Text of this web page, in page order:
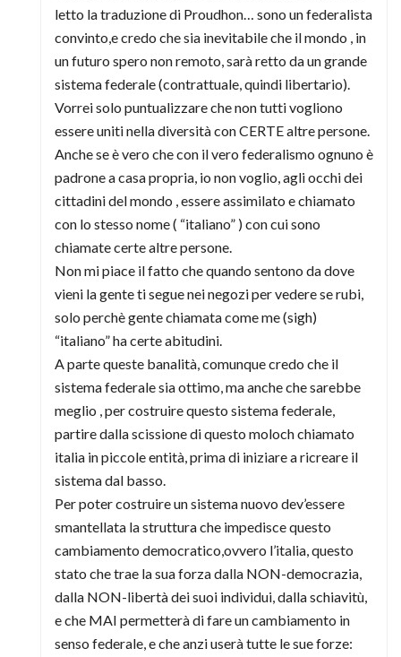
letto la traduzione di Proudhon… sono un federalista
convinto,e credo che sia inevitabile che il mondo , in
un futuro spero non remoto, sarà retto da un grande
sistema federale (contrattuale, quindi libertario).
Vorrei solo puntualizzare che non tutti vogliono
essere uniti nella diversità con CERTE altre persone.
Anche se è vero che con il vero federalismo ognuno è
padrone a casa propria, io non voglio, agli occhi dei
cittadini del mondo , essere assimilato e chiamato
con lo stesso nome ( “italiano” ) con cui sono
chiamate certe altre persone.
Non mi piace il fatto che quando sentono da dove
vieni la gente ti segue nei negozi per vedere se rubi,
solo perchè gente chiamata come me (sigh)
“italiano” ha certe abitudini.
A parte queste banalità, comunque credo che il
sistema federale sia ottimo, ma anche che sarebbe
meglio , per costruire questo sistema federale,
partire dalla scissione di questo moloch chiamato
italia in piccole entità, prima di iniziare a ricreare il
sistema dal basso.
Per poter costruire un sistema nuovo dev’essere
smantellata la struttura che impedisce questo
cambiamento democratico,ovvero l’italia, questo
stato che trae la sua forza dalla NON-democrazia,
dalla NON-libertà dei suoi individui, dalla schiavitù,
e che MAI permetterà di fare un cambiamento in
senso federale, e che anzi userà tutte le sue forze: